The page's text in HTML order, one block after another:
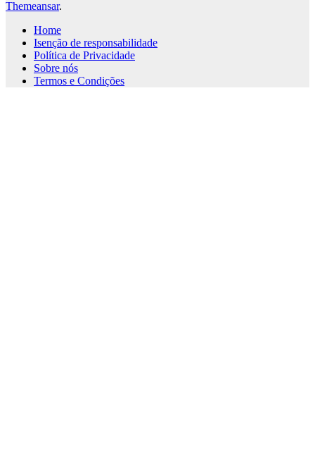
Themeansar.
Home
Isenção de responsabilidade
Política de Privacidade
Sobre nós
Termos e Condições